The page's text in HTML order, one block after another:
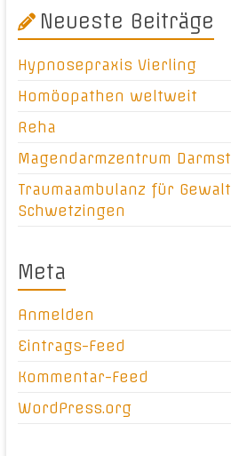
Neueste Beiträge
Hypnosepraxis Vierling
Homöopathen weltweit
Reha
Magendarmzentrum
Traumaambulanz für
Schwetzingen
Meta
Anmelden
Eintrags-Feed
Kommentar-Feed
WordPress.org